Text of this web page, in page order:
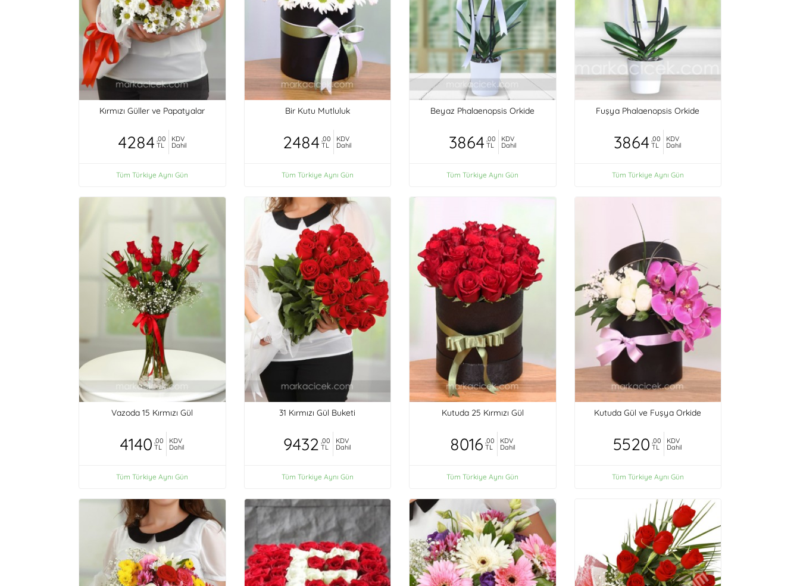
Kırmızı Güller ve Papatyalar
4284 ,00
TL
KDV
Dahil
Tüm Türkiye Aynı Gün
Bir Kutu Mutluluk
2484 ,00
TL
KDV
Dahil
Tüm Türkiye Aynı Gün
Beyaz Phalaenopsis Orkide
3864 ,00
TL
KDV
Dahil
Tüm Türkiye Aynı Gün
Fuşya Phalaenopsis Orkide
3864 ,00
TL
KDV
Dahil
Tüm Türkiye Aynı Gün
Vazoda 15 Kırmızı Gül
4140 ,00
TL
KDV
Dahil
Tüm Türkiye Aynı Gün
31 Kırmızı Gül Buketi
9432 ,00
TL
KDV
Dahil
Tüm Türkiye Aynı Gün
Kutuda 25 Kırmızı Gül
8016 ,00
TL
KDV
Dahil
Tüm Türkiye Aynı Gün
Kutuda Gül ve Fuşya Orkide
5520 ,00
TL
KDV
Dahil
Tüm Türkiye Aynı Gün